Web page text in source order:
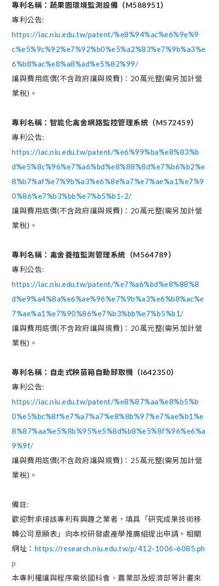
專利名稱：蔬果園環境監測設備（M588951）
專利公告:
https://iac.niu.edu.tw/patent/%e8%94%ac%e6%9e%9
c%e5%9c%92%e7%92%b0%e5%a2%83%e7%9b%a3%e
6%b8%ac%e8%a8%ad%e5%82%99/
讓與費用底價(不含政府讓與規費)：20萬元整(需另加計營
業稅)。
專利名稱：智能化禽舍網路監控管理系統（M572459）
專利公告:
https://iac.niu.edu.tw/patent/%e6%99%ba%e8%83%b
d%e5%8c%96%e7%a6%bd%e8%88%8d%e7%b6%b2%e
8%b7%af%e7%9b%a3%e6%8e%a7%e7%ae%a1%e7%9
0%86%e7%b3%bb%e7%b5%b1-2/
讓與費用底價(不含政府讓與規費)：20萬元整(需另加計營
業稅)。
專利名稱：禽舍養殖監測管理系統（M564789）
專利公告:
https://iac.niu.edu.tw/patent/%e7%a6%bd%e8%88%8
d%e9%a4%8a%e6%ae%96%e7%9b%a3%e6%b8%ac%e
7%ae%a1%e7%90%86%e7%b3%bb%e7%b5%b1/
讓與費用底價(不含政府讓與規費)：20萬元整(需另加計營
業稅)。
專利名稱： 自走式秧苗箱自動卸取機（I642350）
專利公告:
https://iac.niu.edu.tw/patent/%e8%87%aa%e8%b5%b
0%e5%bc%8f%e7%a7%a7%e8%8b%97%e7%ae%b1%e
8%87%aa%e5%8b%95%e5%8d%b8%e5%8f%96%e6%a
9%9f/
讓與費用底價(不含政府讓與規費)：25萬元整(需另加計營
業稅)。
備註:
歡迎對承接該專利有興趣之業者，填具「研究成果技術移
轉公司意願表」向本校研發處產學推廣組提出申請。相關
網址： https://research.niu.edu.tw/p/412-1006-6085.ph
p
本專利權讓與程序需依國科會、農業部及經濟部等計畫來